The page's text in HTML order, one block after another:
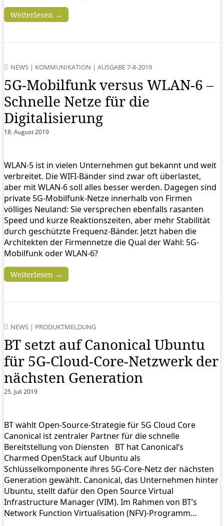
Weiterlesen →
NEWS | KOMMUNIKATION | AUSGABE 7-8-2019
5G-Mobilfunk versus WLAN-6 –
Schnelle Netze für die
Digitalisierung
18. August 2019
WLAN-5 ist in vielen Unternehmen gut bekannt und weit
verbreitet. Die WIFI-Bänder sind zwar oft überlastet,
aber mit WLAN-6 soll alles besser werden. Dagegen sind
private 5G-Mobilfunk-Netze innerhalb von Firmen
völliges Neuland: Sie versprechen ebenfalls rasanten
Speed und kurze Reaktionszeiten, aber mehr Stabilität
durch geschützte Frequenz-Bänder. Jetzt haben die
Architekten der Firmennetze die Qual der Wahl: 5G-
Mobilfunk oder WLAN-6?
Weiterlesen →
NEWS | PRODUKTMELDUNG
BT setzt auf Canonical Ubuntu
für 5G-Cloud-Core-Netzwerk der
nächsten Generation
25. Juli 2019
BT wählt Open-Source-Strategie für 5G Cloud Core
Canonical ist zentraler Partner für die schnelle
Bereitstellung von Diensten BT hat Canonical’s
Charmed OpenStack auf Ubuntu als
Schlüsselkomponente ihres 5G-Core-Netz der nächsten
Generation gewählt. Canonical, das Unternehmen hinter
Ubuntu, stellt dafür den Open Source Virtual
Infrastructure Manager (VIM). Im Rahmen von BT’s
Network Function Virtualisation (NFV)-Programm…